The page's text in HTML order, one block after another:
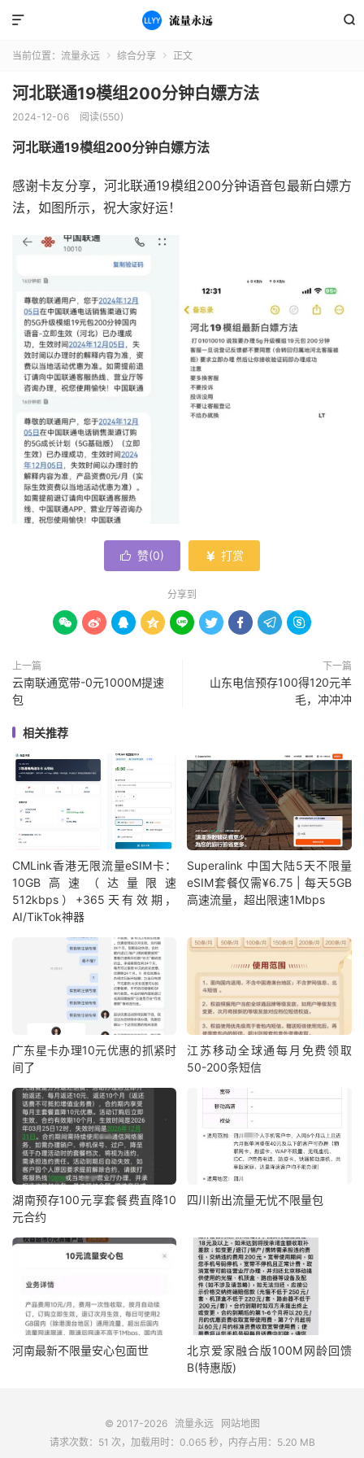


当前位置： 流量永远  综合分享  正文
河北联通19模组200分钟白嫖方法
2024-12-06 阅读(550)
河北联通19模组200分钟白嫖方法
感谢卡友分享，河北联通19模组200分钟语音包最新白嫖方
法，如图所示，祝大家好运！
 赞(0)  打赏
分享到
        
上一篇
云南联通宽带-0元1000M提速
包
下一篇
山东电信预存100得120元羊
毛，冲冲冲
相关推荐
CMLink香港无限流量eSIM卡：
10GB高速（达量限速
512kbps）+365天有效期，
AI/TikTok神器
Superalink 中国大陆5天不限量
eSIM套餐仅需¥6.75 | 每天5GB
高速流量，超出限速1Mbps
广东星卡办理10元优惠的抓紧时
间了
江苏移动全球通每月免费领取
50-200条短信
湖南预存100元享套餐费直降10
元合约
四川新出流量无忧不限量包
河南最新不限量安心包面世
北京爱家融合版100M网龄回馈
B(特惠版)
© 2017-2026 流量永远
网站地图
请求次数：51 次，加载用时：0.065 秒，内存占用：5.20 MB